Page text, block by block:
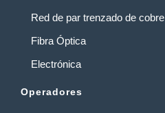
Red de par trenzado de cobre
Fibra Óptica
Electrónica
Operadores